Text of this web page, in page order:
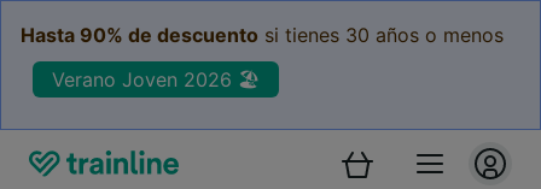
Hasta 90% de descuento si tienes 30 años o menos
Verano Joven 2026 🏖️